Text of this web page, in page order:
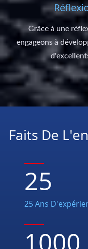
Grâce à une
engageons à
Faits De
25
25 Ans
1000